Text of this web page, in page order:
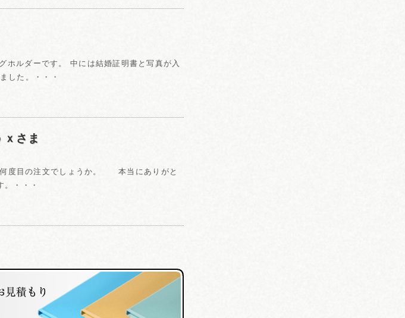
ホルダーです。 中には結婚証明書と写真が入
した。・・・
さま
度目の注文でしょうか。 本当にありがと
・・・